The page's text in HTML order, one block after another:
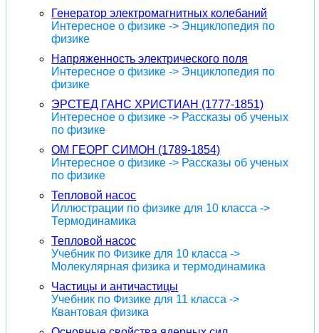
Генератор электромагнитных колебаний
Интересное о физике -> Энциклопедия по
физике
Напряженность электрического поля
Интересное о физике -> Энциклопедия по
физике
ЭРСТЕД ГАНС ХРИСТИАН (1777-1851)
Интересное о физике -> Рассказы об ученых
по физике
ОМ ГЕОРГ СИМОН (1789-1854)
Интересное о физике -> Рассказы об ученых
по физике
Тепловой насос
Иллюстрации по физике для 10 класса ->
Термодинамика
Тепловой насос
Учебник по Физике для 10 класса ->
Молекулярная физика и термодинамика
Частицы и античастицы
Учебник по Физике для 11 класса ->
Квантовая физика